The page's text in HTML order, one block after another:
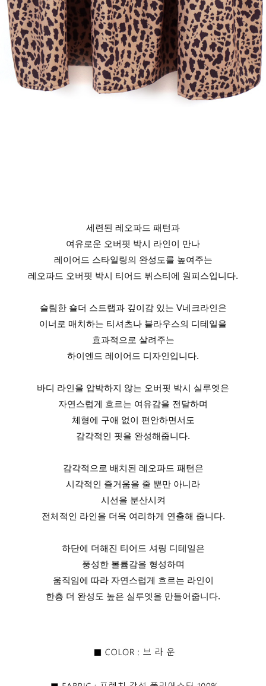
세련된 레오파드 패턴과
여유로운 오버핏 박시 라인이 만나
레이어드 스타일링의 완성도를 높여주는
레오파드 오버핏 박시 티어드 뷔스티에 원피스입니다.
슬림한 숄더 스트랩과 깊이감 있는 V네크라인은
이너로 매치하는 티셔츠나 블라우스의 디테일을
효과적으로 살려주는
하이엔드 레이어드 디자인입니다.
바디 라인을 압박하지 않는 오버핏 박시 실루엣은
자연스럽게 흐르는 여유감을 전달하며
체형에 구애 없이 편안하면서도
감각적인 핏을 완성해줍니다.
감각적으로 배치된 레오파드 패턴은
시각적인 즐거움을 줄 뿐만 아니라
시선을 분산시켜
전체적인 라인을 더욱 여리하게 연출해 줍니다.
하단에 더해진 티어드 셔링 디테일은
풍성한 볼륨감을 형성하며
움직임에 따라 자연스럽게 흐르는 라인이